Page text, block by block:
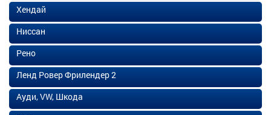
Хендай
Ниссан
Рено
Ленд Ровер Фрилендер 2
Ауди, VW, Шкода